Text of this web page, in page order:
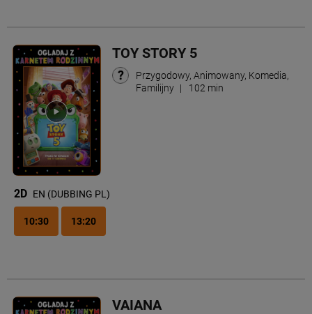
TOY STORY 5
Przygodowy, Animowany, Komedia,
Familijny | 102 min
2D EN (DUBBING PL)
10:30 13:20
VAIANA